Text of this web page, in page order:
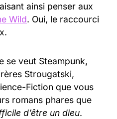
ainsi penser aux
Wild. Oui, le raccourci
se veut Steampunk,
Strougatski,
Fiction que vous
romans phares que
d’être un dieu.